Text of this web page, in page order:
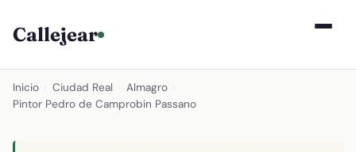
Callejear
Inicio Ciudad Real Almagro
Pintor Pedro de Camprobin Passano